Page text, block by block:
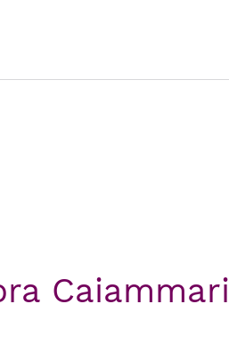
Caiammari